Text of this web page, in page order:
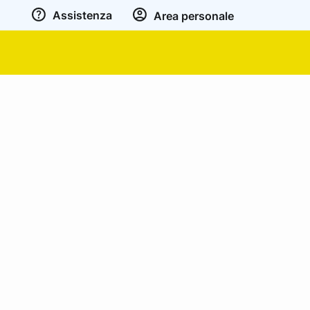
Assistenza Area personale